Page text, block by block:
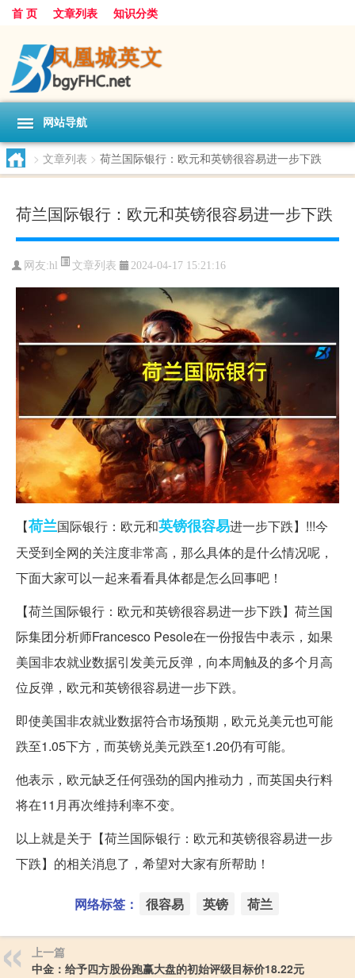
首 页 文章列表 知识分类
网站导航
> 文章列表 > 荷兰国际银行：欧元和英镑很容易进一步下跌
荷兰国际银行：欧元和英镑很容易进一步下跌
网友:hl 文章列表 2024-04-17 15:21:16
【荷兰国际银行：欧元和英镑很容易进一步下跌】!!!今
天受到全网的关注度非常高，那么具体的是什么情况呢，
下面大家可以一起来看看具体都是怎么回事吧！
【荷兰国际银行：欧元和英镑很容易进一步下跌】荷兰国
际集团分析师Francesco Pesole在一份报告中表示，如果
美国非农就业数据引发美元反弹，向本周触及的多个月高
位反弹，欧元和英镑很容易进一步下跌。
即使美国非农就业数据符合市场预期，欧元兑美元也可能
跌至1.05下方，而英镑兑美元跌至1.20仍有可能。
他表示，欧元缺乏任何强劲的国内推动力，而英国央行料
将在11月再次维持利率不变。
以上就是关于【荷兰国际银行：欧元和英镑很容易进一步
下跌】的相关消息了，希望对大家有所帮助！
网络标签： 很容易 英镑 荷兰
上一篇
中金：给予四方股份跑赢大盘的初始评级目标价18.22元